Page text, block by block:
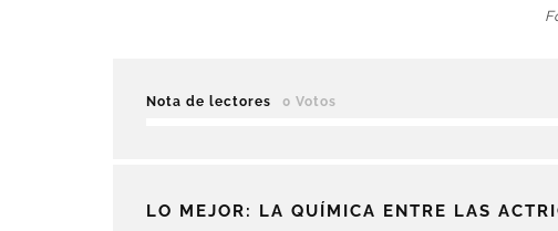
Nota de lectores 0 Votos
LO MEJOR: LA QUÍMICA ENTRE LAS